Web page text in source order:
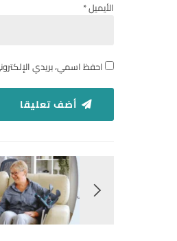
الأيميل *
احفظ اسمي، بريدي
أضف تعليقا